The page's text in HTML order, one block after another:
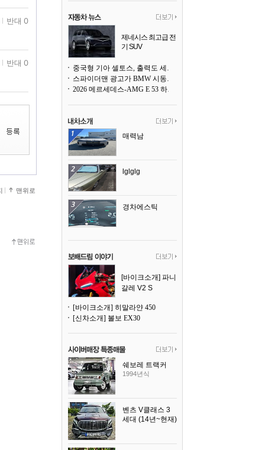
반대 0
반대 0
맨위로
제네시스 최고급 전
기 SUV
중국형 기아 셀토스, 출력도 세지고 27인치 초대형 디스플레이까지
스파이더맨 광고가 BMW 시동화면을 점령하다, 오너들은 불만
2026 메르세데스-AMG E 53 하이브리드 왜건 시승기
매력남
lglglg
경차에스틱
[바이크소개] 파니
갈레 V2 S
[바이크소개] 히말라얀 450
[신차소개] 볼보 EX30
쉐보레 트랙커
1994년식
벤츠 V클래스 3
세대 (14년~현재)